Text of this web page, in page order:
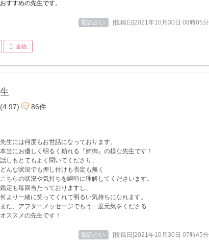
おすすめの先生です。
電話占い [投稿日]2021年10月30日 08時05分
金銭
(4.97) 86件
先生には何度もお世話になっております。
本当にお優しく明るく頼れる『姉御』の様な先生です！
話しもとてもよく聞いてくださり、
どんな状況でも押し付けも否定も無く
こちらの状況や気持ちを瞬時に理解してくださいます。
鑑定も毎回当たっておりますし、
何より一緒に笑ってくれて明るい気持ちになれます。
また、アフターメッセージでもう一度元気をくださる
オススメの先生です！
電話占い [投稿日]2021年10月30日 07時45分